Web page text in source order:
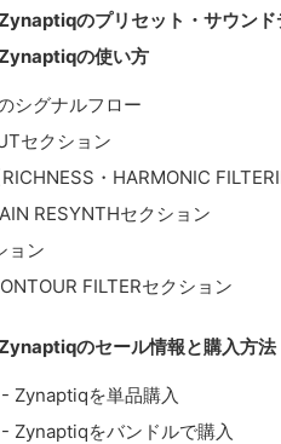
のプリセット・サウンド
の使い方
シグナルフロー
セクション
・HARMONIC
RESYNTHセクション
ョン
FILTERセクション
のセール情報と購入方法
Zynaptiqを単品購入
Zynaptiqをバンドルで購入